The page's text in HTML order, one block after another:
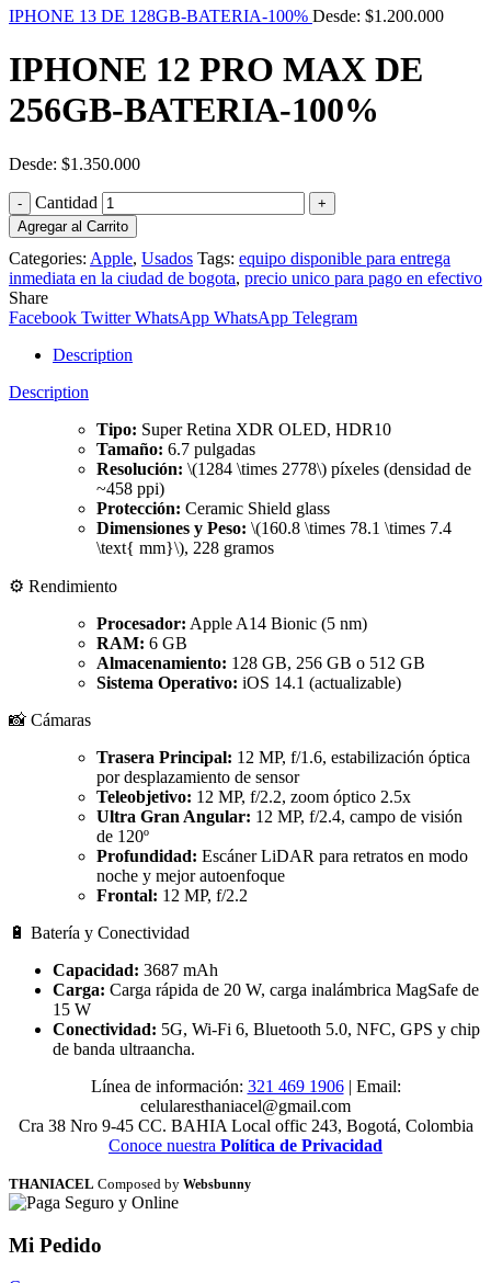
IPHONE 13 DE 128GB-BATERIA-100% Desde: $1.200.000
IPHONE 12 PRO MAX DE
256GB-BATERIA-100%
Desde: $1.350.000
Cantidad
Agregar al Carrito
Categories: Apple, Usados Tags: equipo disponible para entrega
inmediata en la ciudad de bogota, precio unico para pago en efectivo
Share
Facebook Twitter WhatsApp WhatsApp Telegram
Description
Description
Tipo: Super Retina XDR OLED, HDR10
Tamaño: 6.7 pulgadas
Resolución: \(1284 \times 2778\) píxeles (densidad de
~458 ppi)
Protección: Ceramic Shield glass
Dimensiones y Peso: \(160.8 \times 78.1 \times 7.4
\text{ mm}\), 228 gramos
⚙️ Rendimiento
Procesador: Apple A14 Bionic (5 nm)
RAM: 6 GB
Almacenamiento: 128 GB, 256 GB o 512 GB
Sistema Operativo: iOS 14.1 (actualizable)
📸 Cámaras
Trasera Principal: 12 MP, f/1.6, estabilización óptica
por desplazamiento de sensor
Teleobjetivo: 12 MP, f/2.2, zoom óptico 2.5x
Ultra Gran Angular: 12 MP, f/2.4, campo de visión
de 120º
Profundidad: Escáner LiDAR para retratos en modo
noche y mejor autoenfoque
Frontal: 12 MP, f/2.2
🔋 Batería y Conectividad
Capacidad: 3687 mAh
Carga: Carga rápida de 20 W, carga inalámbrica MagSafe de
15 W
Conectividad: 5G, Wi-Fi 6, Bluetooth 5.0, NFC, GPS y chip
de banda ultraancha.
Línea de información: 321 469 1906| Email:
celularesthaniacel@gmail.com
Cra 38 Nro 9-45 CC. BAHIA Local offic 243, Bogotá, Colombia
Conoce nuestra Política de Privacidad
THANIACEL Composed by Websbunny
Mi Pedido